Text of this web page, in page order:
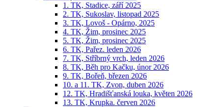
1. TK, Stadice, září 2025
2. TK, Sukoslav, listopad 2025
3. TK, Lovoš - Opárno, 2025
4. TK, Žim, prosinec 2025
5. TK, Žim, prosinec 2025
6. TK, Pařez. leden 2026
7. TK, Stříbrný vrch, leden 2026
8. TK, Běh pro Kačku, únor 2026
9. TK, Bořeň, březen 2026
10. a 11. TK, Zvon, duben 2026
12. TK, Hradišťanská louka, květen 2026
13. TK, Krupka. červen 2026